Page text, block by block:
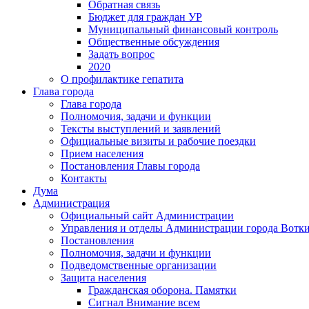
Обратная связь
Бюджет для граждан УР
Муниципальный финансовый контроль
Общественные обсуждения
Задать вопрос
2020
О профилактике гепатита
Глава города
Глава города
Полномочия, задачи и функции
Тексты выступлений и заявлений
Официальные визиты и рабочие поездки
Прием населения
Постановления Главы города
Контакты
Дума
Администрация
Официальный сайт Администрации
Управления и отделы Администрации города
Постановления
Полномочия, задачи и функции
Подведомственные организации
Защита населения
Гражданская оборона. Памятки
Сигнал Внимание всем